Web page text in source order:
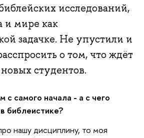
исследований,
и мире как
задачке. Не упустили и
о том, что ждёт
студентов.
с самого начала - а с чего
библеистике?
нашу дисциплину, то моя